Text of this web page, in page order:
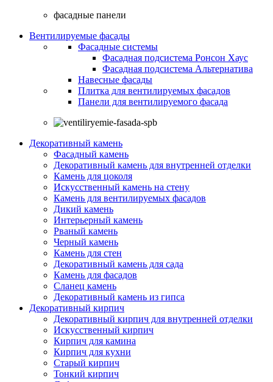
фасадные панели
Вентилируемые фасады
Фасадные системы
Фасадная подсистема Ронсон Хаус
Фасадная подсистема Альтернатива
Навесные фасады
Плитка для вентилируемых фасадов
Панели для вентилируемого фасада
Декоративный камень
Фасадный камень
Декоративный камень для внутренней отделки
Камень для цоколя
Искусственный камень на стену
Камень для вентилируемых фасадов
Дикий камень
Интерьерный камень
Рваный камень
Черный камень
Камень для стен
Декоративный камень для сада
Камень для фасадов
Сланец камень
Декоративный камень из гипса
Декоративный кирпич
Декоративный кирпич для внутренней отделки
Искусственный кирпич
Кирпич для камина
Кирпич для кухни
Старый кирпич
Тонкий кирпич